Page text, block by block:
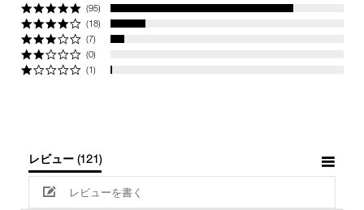
(95)
(18)
(7)
(0)
(1)
レビュー (121)
レビューを書く